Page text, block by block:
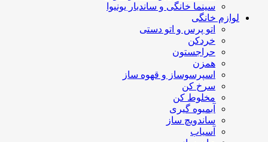
سینما خانگی و ساندبار یونیوا
لوازم خانگی
اتو پرس و اتو دستی
خردکن
حراجستون
همزن
اسپرسوساز و قهوه ساز
سرخ کن
مخلوط کن
آبمیوه گیری
ساندویچ ساز
آسیاب